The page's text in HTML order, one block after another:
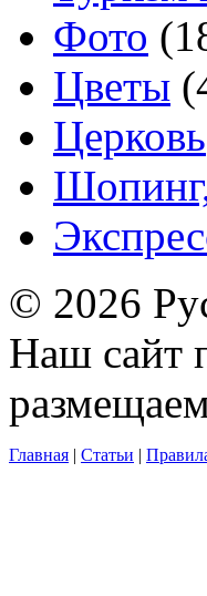
Фото
Цветы
Церковь
© 2026
Наш сайт
Главная | Статьи |